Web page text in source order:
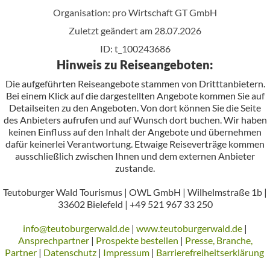
Organisation: pro Wirtschaft GT GmbH
Zuletzt geändert am 28.07.2026
ID: t_100243686
Hinweis zu Reiseangeboten:
Die aufgeführten Reiseangebote stammen von Dritttanbietern.
Bei einem Klick auf die dargestellten Angebote kommen Sie auf
Detailseiten zu den Angeboten. Von dort können Sie die Seite
des Anbieters aufrufen und auf Wunsch dort buchen. Wir haben
keinen Einfluss auf den Inhalt der Angebote und übernehmen
dafür keinerlei Verantwortung. Etwaige Reiseverträge kommen
ausschließlich zwischen Ihnen und dem externen Anbieter
zustande.
Teutoburger Wald Tourismus | OWL GmbH | Wilhelmstraße 1b |
33602 Bielefeld | +49 521 967 33 250
info@teutoburgerwald.de | www.teutoburgerwald.de |
Ansprechpartner| Prospekte bestellen | Presse, Branche,
Partner| Datenschutz| Impressum| Barrierefreiheitserklärung